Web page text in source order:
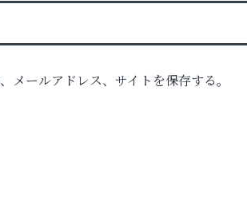
ールアドレス、サイトを保存する。